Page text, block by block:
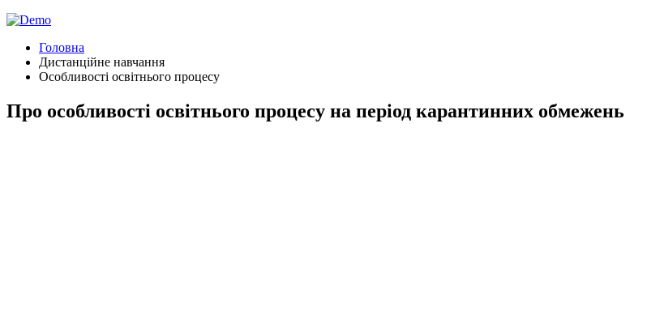
Головна
Дистанційне навчання
Особливості освітнього процесу
Про особливості освітнього процесу на період карантинних обмежень